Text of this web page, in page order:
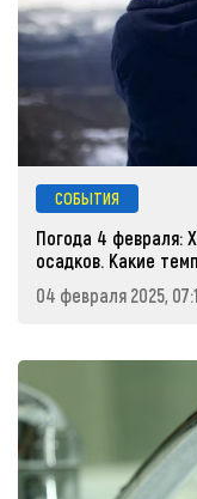
СОБЫТИЯ
Погода 4 февраля:
осадков. Какие
04 февраля 2025,